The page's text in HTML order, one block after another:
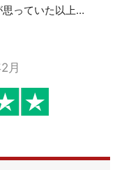
っていた以上の
りがとうござい
いと思います。
月